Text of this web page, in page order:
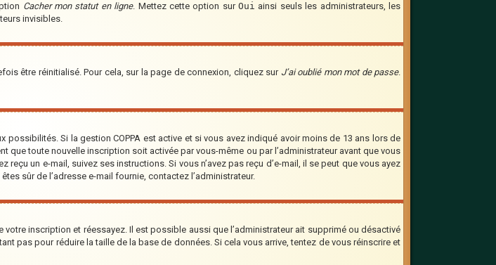
Cacher mon statut en ligne. Mettez cette option surOui ainsi seuls les administrateurs, les
invisibles.
être réinitialisé. Pour cela, sur la page de connexion, cliquez sur J’ai oublié mon mot de passe.
possibilités. Si la gestion COPPA est active et si vous avez indiqué avoir moins de 13 ans lors de
que toute nouvelle inscription soit activée par vous-même ou par l’administrateur avant que vous
un e-mail, suivez ses instructions. Si vous n’avez pas reçu d’e-mail, il se peut que vous ayez
sûr de l’adresse e-mail fournie, contactez l’administrateur.
inscription et réessayez. Il est possible aussi que l’administrateur ait supprimé ou désactivé
pas pour réduire la taille de la base de données. Si cela vous arrive, tentez de vous réinscrire et